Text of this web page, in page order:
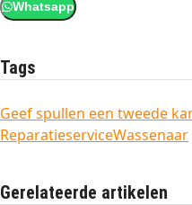
Whatsapp
Tags
Geef spullen een tweede
ReparatieserviceWassenaar
Gerelateerde artikelen